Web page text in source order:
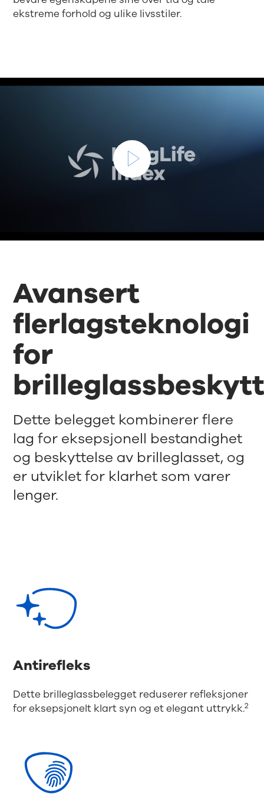
ekstreme forhold og ulike livsstiler.
Avansert
flerlagsteknologi
for
Dette belegget kombinerer flere
lag for eksepsjonell bestandighet
og beskyttelse av brilleglasset, og
er utviklet for klarhet som varer
lenger.
Antirefleks
Dette brilleglassbelegget reduserer refleksjoner
for eksepsjonelt klart syn og et elegant uttrykk.2